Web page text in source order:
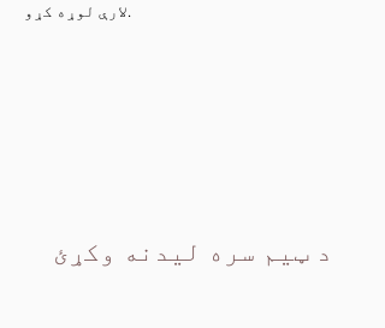
لارې لوړه کړو.
د ټیم سره لیدنه وکړئ